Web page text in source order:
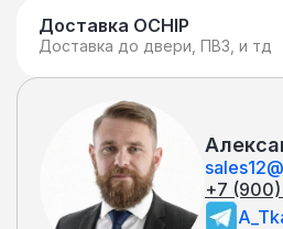
Доставка OCHIP
Доставка до двери, ПВЗ, и тд
+7